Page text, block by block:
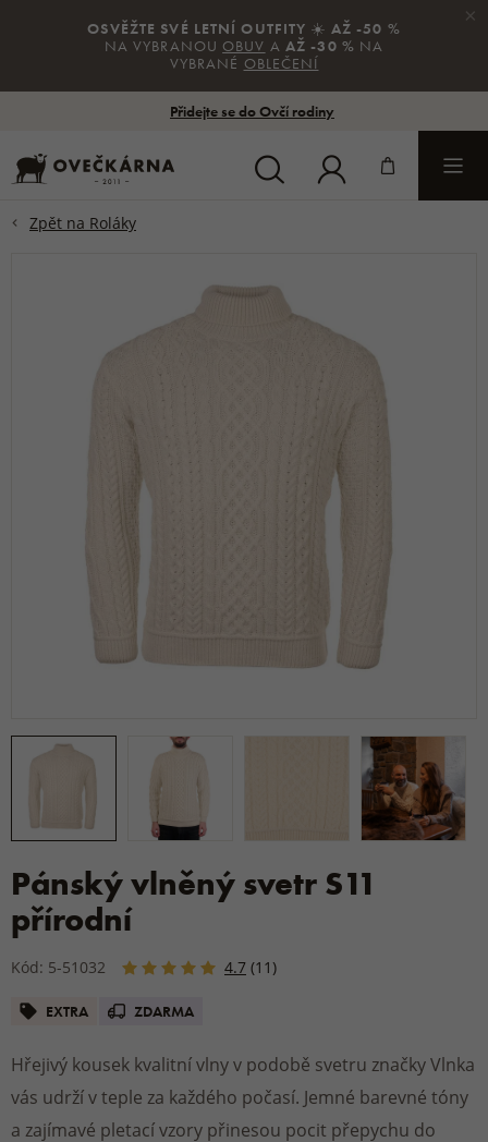
OSVĚŽTE SVÉ LETNÍ OUTFITY ☀️ AŽ -50 %
NA VYBRANOU OBUV A AŽ -30 % NA
VYBRANÉ OBLEČENÍ
×
Přidejte se do Ovčí rodiny
Pánský vlněný svetr S11
přírodní
Kód: 5-51032 4.7 (11)
EXTRA ZDARMA
Hřejivý kousek kvalitní vlny v podobě svetru značky Vlnka
vás udrží v teple za každého počasí. Jemné barevné tóny
a zajímavé pletací vzory přinesou pocit přepychu do